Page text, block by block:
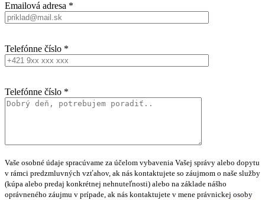
Emailová adresa *
Telefónne číslo *
Telefónne číslo *
Vaše osobné údaje spracúvame za účelom vybavenia Vašej správy alebo dopytu
v rámci predzmluvných vzťahov, ak nás kontaktujete so záujmom o naše služby
(kúpa alebo predaj konkrétnej nehnuteľnosti) alebo na základe nášho
oprávneného záujmu v prípade, ak nás kontaktujete v mene právnickej osoby